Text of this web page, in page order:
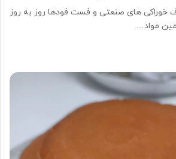
خوراکی های صنعتی و فست فودها روز به روز
مواد…